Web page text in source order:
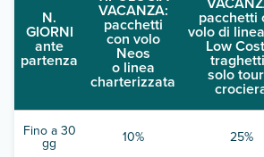
N.
GIORNI
ante
partenza
VACANZA:
pacchetti
con volo
Neos
o linea
charterizzata
pacchetti
volo di
Low
solo
Fino a 30
gg 10% 25%